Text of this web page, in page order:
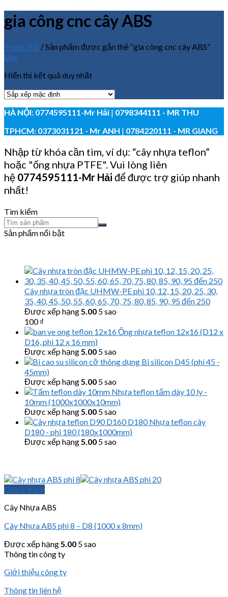
gia công cnc cây ABS
Trang chủ /Sản phẩm được gắn thẻ “gia công cnc cây ABS”
Lọc
Hiển thị kết quả duy nhất
HÀ NỘI: 0774595111-Mr Hải | 0798344111 - MR THU
TPHCM: 0373031121 - Mr ANH | 0784220111 - MR GIANG
Nhập từ khóa cần tìm, ví dụ: “cây nhựa teflon”
hoặc "ống nhựa PTFE". Vui lòng liên
hệ 0774595111-Mr Hải để được trợ giúp nhanh
nhất!
Tìm kiếm
Sản phẩm nổi bật
Cây nhựa tròn đặc UHMW-PE phi 10, 12, 15, 20, 25, 30,
35, 40, 45, 50, 55, 60, 65, 70, 75, 80, 85, 90, 95 đến 250
Được xếp hạng5.00 5 sao
100₫
Ống nhựa teflon 12x16 (D12 x
D16, phi 12 x 16 mm)
Được xếp hạng5.00 5 sao
Bi silicon D45 (phi 45 -
45mm)
Được xếp hạng5.00 5 sao
Nhựa teflon tấm dày 10 ly -
10mm (1000x1000x10mm)
Được xếp hạng5.00 5 sao
Nhựa teflon cây
D180 - phi 180 (180x1000mm)
Được xếp hạng5.00 5 sao
Quick View
Cây Nhựa ABS
Cây Nhựa ABS phi 8 – D8 (1000 x 8mm)
Được xếp hạng5.00 5 sao
Thông tin công ty
Giới thiệu công ty
Thông tin liên hệ